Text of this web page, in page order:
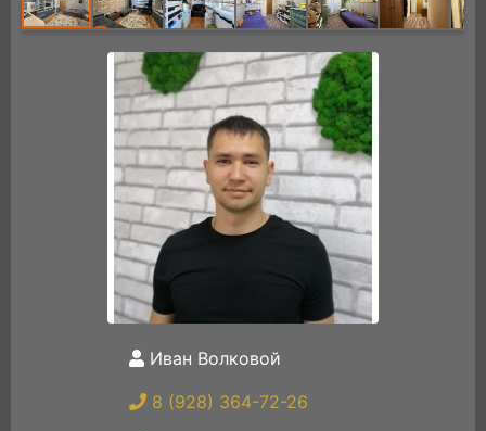
Иван Волковой
8 (928) 364-72-26